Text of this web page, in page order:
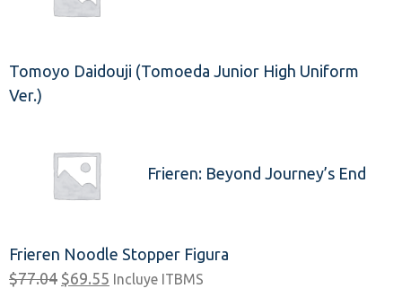
Tomoyo Daidouji (Tomoeda Junior High Uniform
Ver.)
Frieren: Beyond Journey’s End
Frieren Noodle Stopper Figura
$77.04 El
$69.55 El
Incluye ITBMS